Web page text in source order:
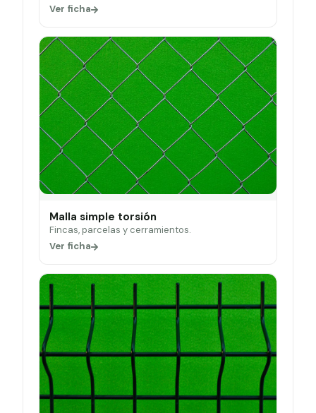
Ver ficha
Malla simple torsión
Fincas, parcelas y cerramientos.
Ver ficha